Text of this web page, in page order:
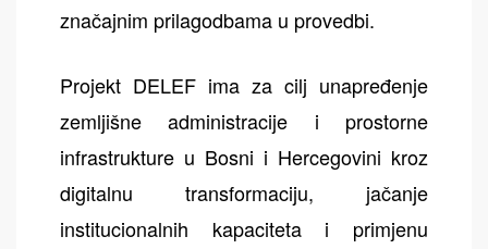
značajnim prilagodbama u provedbi.
Projekt DELEF ima za cilj unapređenje
zemljišne administracije i prostorne
infrastrukture u Bosni i Hercegovini kroz
digitalnu transformaciju, jačanje
institucionalnih kapaciteta i primjenu